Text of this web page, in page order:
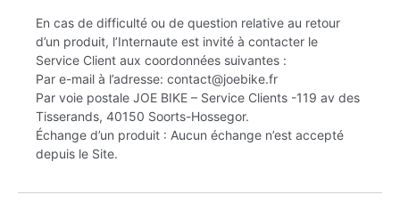
En cas de difficulté ou de question relative au retour
d’un produit, l’Internaute est invité à contacter le
Service Client aux coordonnées suivantes :
Par e-mail à l’adresse: contact@joebike.fr
Par voie postale JOE BIKE – Service Clients -119 av des
Tisserands, 40150 Soorts-Hossegor.
Échange d’un produit : Aucun échange n’est accepté
depuis le Site.